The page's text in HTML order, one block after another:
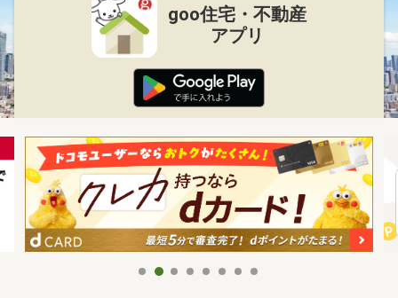
goo住宅・不動産
アプリ